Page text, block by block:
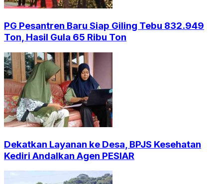
PG Pesantren Baru Siap Giling Tebu 832.949
Ton, Hasil Gula 65 Ribu Ton
Dekatkan Layanan ke Desa, BPJS Kesehatan
Kediri Andalkan Agen PESIAR